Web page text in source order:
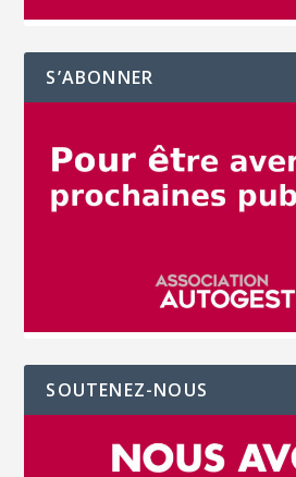
S’ABONNER
SOUTENEZ-NOUS